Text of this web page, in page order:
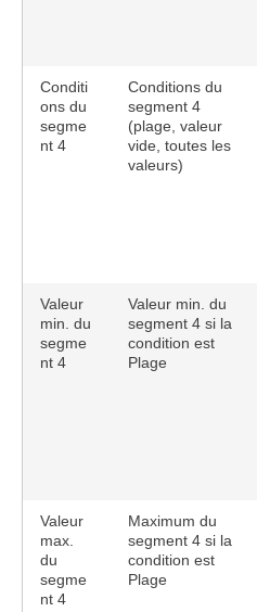
Conditi
ons du
segme
nt 4
Conditions du
segment 4
(plage, valeur
vide, toutes les
valeurs)
Valeur
min. du
segme
nt 4
Valeur min. du
segment 4 si la
condition est
Plage
Valeur
max.
du
segme
nt 4
Maximum du
segment 4 si la
condition est
Plage